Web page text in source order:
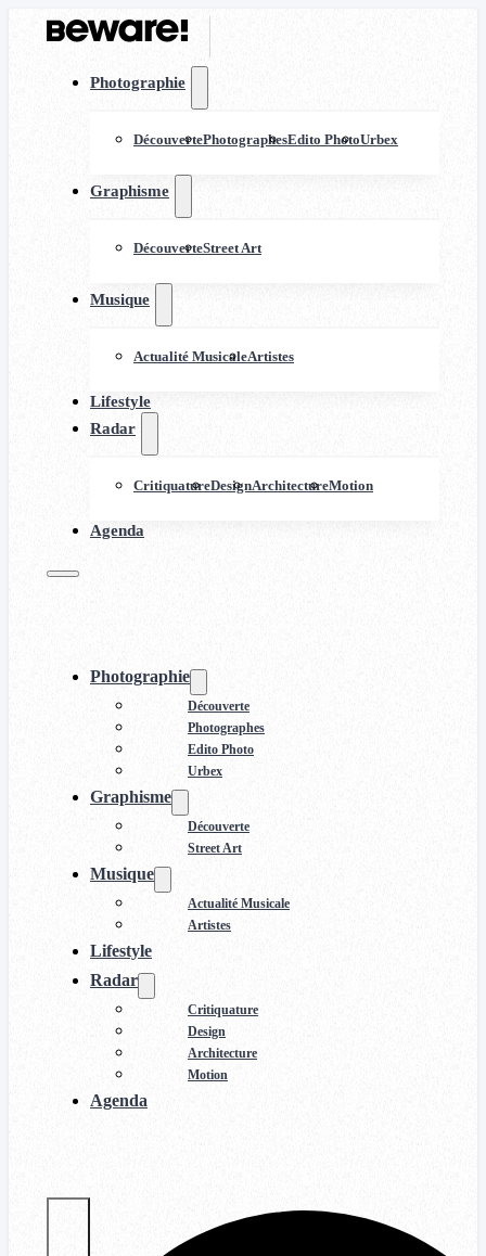
Photographie
DécouvertePhotographesEdito PhotoUrbex
Graphisme
DécouverteStreet Art
Musique
Actualité MusicaleArtistes
Lifestyle
Radar
CritiquatureDesignArchitectureMotion
Agenda
Photographie
Découverte
Photographes
Edito Photo
Urbex
Graphisme
Découverte
Street Art
Musique
Actualité Musicale
Artistes
Lifestyle
Radar
Critiquature
Design
Architecture
Motion
Agenda